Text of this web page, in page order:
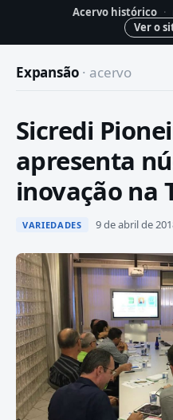
Acervo histórico ·
Ver o
Expansão · acervo
Sicredi
apresenta
inovação na
VARIEDADES 9 de abril de